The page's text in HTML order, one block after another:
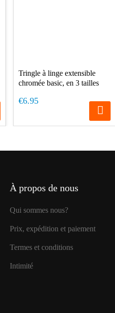
Tringle à linge extensible
chromée basic, en 3 tailles
€6.95
À propos de nous
Qui sommes nous?
Prix, expédition et paiement
Termes et conditions
Intimité